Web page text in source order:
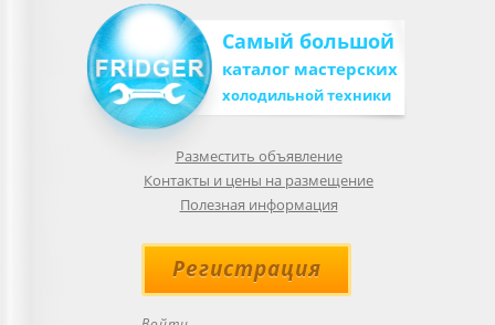
Самый большой
каталог мастерских
холодильной техники
Разместить объявление
Контакты и цены на размещение
Полезная информация
Регистрация